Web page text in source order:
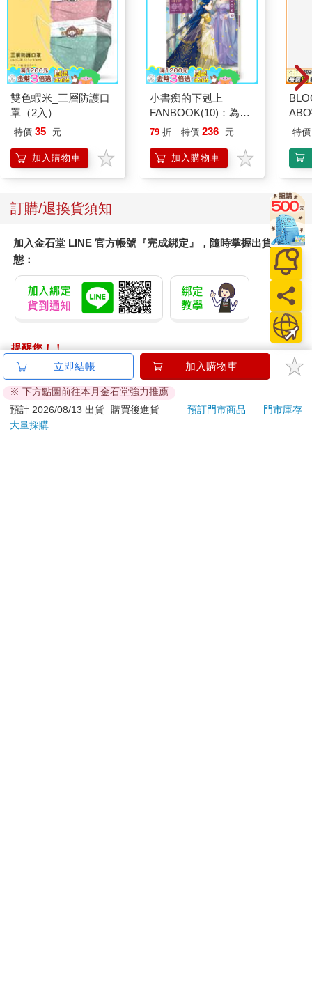
雙色蝦米_三層防護口
罩（2入）
特價 35 元
加入購物車
小書痴的下剋上
FANBOOK(10)：為了
成為圖書管理員不擇手
79 折 特價 236 元
加入購物車
特價
訂購/退換貨須知
加入金石堂 LINE 官方帳號『完成綁定』，隨時掌握出貨動
態：
提醒您！！
金石堂及銀行均不會請您操作ATM! 如接獲電話要求您前往
ATM提款機，請不要聽從指示，以免受騙上當！
退換貨須知：
**提醒您，鑑賞期不等於試用期，退回商品須為全新狀態**
立即結帳 加入購物車
※ 下方點圖前往本月金石堂強力推薦
預計 2026/08/13 出貨
購買後進貨 預訂門市商品
門市庫存
大量採購